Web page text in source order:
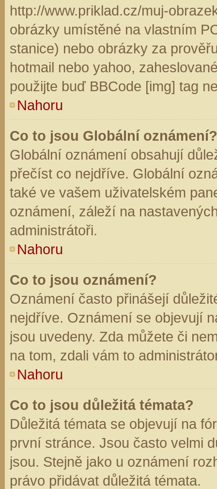
http://www.priklad.cz/muj-
obrázky umístěné na vlastním
stanice) nebo obrázky za
hotmail nebo yahoo,
použijte buď BBCode [img] tag
Nahoru
Co to jsou Globální oznámení?
Globální oznámení obsahují
přečíst co nejdříve. Globální
také ve vašem uživatelském
oznámení, záleží na
administrátoři.
Nahoru
Co to jsou oznámení?
Oznámení často přinášejí
nejdříve. Oznámení se objevují
jsou uvedeny. Zda můžete či
na tom, zdali vám to
Nahoru
Co to jsou důležitá témata?
Důležitá témata se objevují na
první stránce. Jsou často velmi
jsou. Stejně jako u oznámení
právo přidávat důležitá témata.